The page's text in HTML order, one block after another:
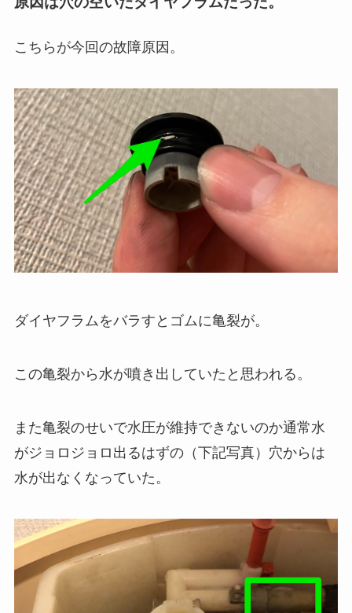
こちらが今回の故障原因。
ダイヤフラムをバラすとゴムに亀裂が。
この亀裂から水が噴き出していたと思われる。
また亀裂のせいで水圧が維持できないのか通常水
がジョロジョロ出るはずの（下記写真）穴からは
水が出なくなっていた。